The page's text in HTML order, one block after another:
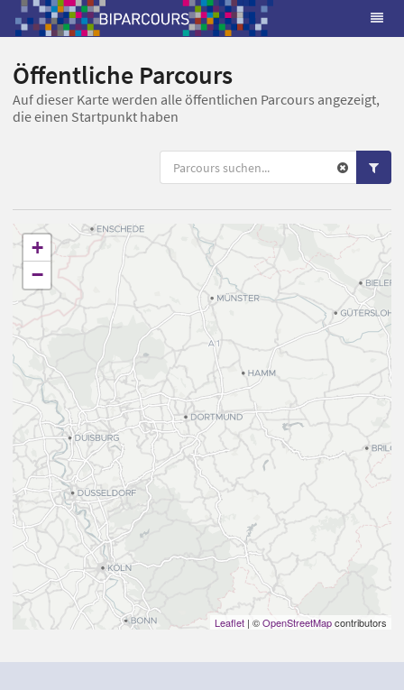
Öffentliche Parcours
Auf dieser Karte werden alle öffentlichen Parcours angezeigt,
die einen Startpunkt haben
+
−
Leaflet | ©OpenStreetMapcontributors